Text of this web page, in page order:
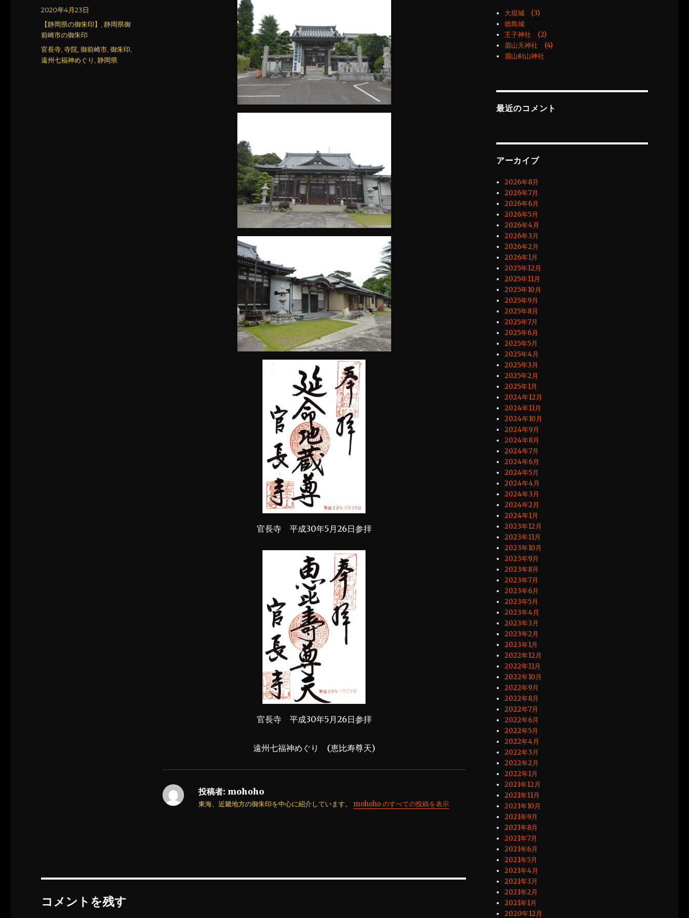
官長寺 平成30年5月26日参拝
官長寺 平成30年5月26日参拝
遠州七福神めぐり (恵比寿尊天)
投稿者: mohoho
東海、近畿地方の御朱印を中心に紹介しています。 mohoho のすべての投稿を表示
投
稿
日:
2020年4月23日
カ
テ
ゴ
リ
【静岡県の御朱印】 ,静岡県御
前崎市の御朱印
タ
グ
官長寺 ,寺院 ,御前崎市 ,御朱印
遠州七福神めぐり ,静岡県
コメントを残す
大垣城 (3)
徳島城
王子神社 (2)
眉山天神社 (4)
眉山剣山神社
最近のコメント
アーカイブ
2026年8月
2026年7月
2026年6月
2026年5月
2026年4月
2026年3月
2026年2月
2026年1月
2025年12月
2025年11月
2025年10月
2025年9月
2025年8月
2025年7月
2025年6月
2025年5月
2025年4月
2025年3月
2025年2月
2025年1月
2024年12月
2024年11月
2024年10月
2024年9月
2024年8月
2024年7月
2024年6月
2024年5月
2024年4月
2024年3月
2024年2月
2024年1月
2023年12月
2023年11月
2023年10月
2023年9月
2023年8月
2023年7月
2023年6月
2023年5月
2023年4月
2023年3月
2023年2月
2023年1月
2022年12月
2022年11月
2022年10月
2022年9月
2022年8月
2022年7月
2022年6月
2022年5月
2022年4月
2022年3月
2022年2月
2022年1月
2021年12月
2021年11月
2021年10月
2021年9月
2021年8月
2021年7月
2021年6月
2021年5月
2021年4月
2021年3月
2021年2月
2021年1月
2020年12月